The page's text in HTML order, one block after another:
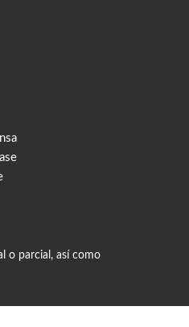
o parcial, así como